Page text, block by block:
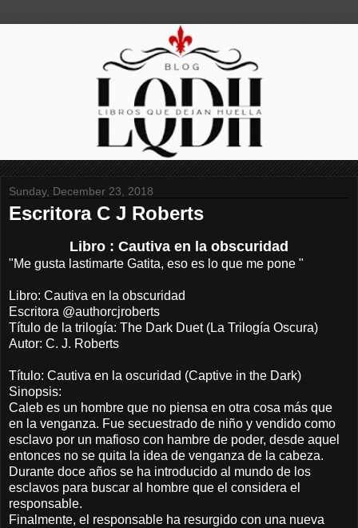
Sunday, December 23, 2018
Escritora C J Roberts
Libro : Cautiva en la obscuridad
"Me gusta lastimarte Gatita, eso es lo que me pone "
Libro: Cautiva en la obscuridad
Escritora @authorcjroberts
Título de la trilogía: The Dark Duet (La Trilogía Oscura)
Autor: C. J. Roberts
Título: Cautiva en la oscuridad (Captive in the Dark)
Sinopsis:
Caleb es un hombre que no piensa en otra cosa más que
en la venganza. Fue secuestrado de niño y vendido como
esclavo por un mafioso con hambre de poder, desde aquel
entonces no se quita la idea de venganza de la cabeza.
Durante doce años se ha introducido al mundo de los
esclavos para buscar al hombre que el considera el
responsable.
Finalmente, el responsable ha resurgido con una nueva